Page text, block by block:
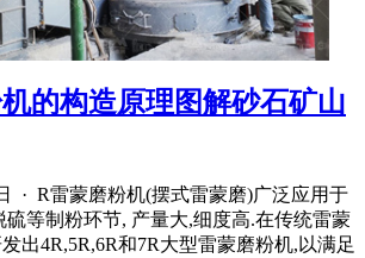
的构造原理图解砂石矿山
· R雷蒙磨粉机(摆式雷蒙磨)广泛应用于
硫等制粉环节, 产量大,细度高.在传统雷蒙
出4R,5R,6R和7R大型雷蒙磨粉机,以满足